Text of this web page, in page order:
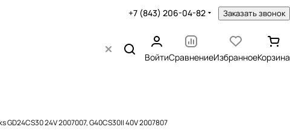
+7 (843) 206-04-82 Заказать звонок
ВойтиСравнениеИзбранноеКорзина
24V 2007007, G40CS30II 40V 2007807